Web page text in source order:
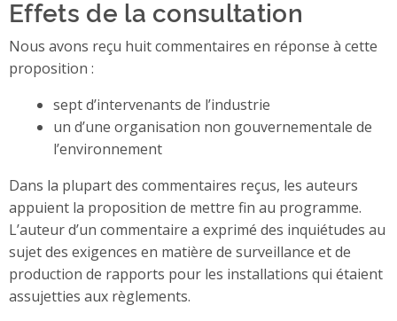
Effets de la consultation
Nous avons reçu huit commentaires en réponse à cette
proposition :
sept d’intervenants de l’industrie
un d’une organisation non gouvernementale de
l’environnement
Dans la plupart des commentaires reçus, les auteurs
appuient la proposition de mettre fin au programme.
L’auteur d’un commentaire a exprimé des inquiétudes au
sujet des exigences en matière de surveillance et de
production de rapports pour les installations qui étaient
assujetties aux règlements.